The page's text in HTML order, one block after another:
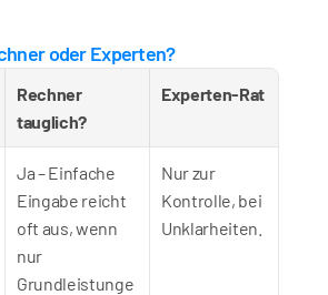
oder Experten?
Rechner
tauglich?
Experten-Rat
Ja – Einfache
Eingabe reicht
oft aus, wenn
nur
Grundleistunge
Nur zur
Kontrolle, bei
Unklarheiten.